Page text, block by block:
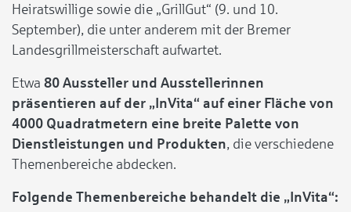
Heiratswillige sowie die „GrillGut“ (9. und 10.
September), die unter anderem mit der Bremer
Landesgrillmeisterschaft aufwartet.
Etwa 80 Aussteller und Ausstellerinnen
präsentieren auf der „InVita“ auf einer Fläche von
4000 Quadratmetern eine breite Palette von
Dienstleistungen und Produkten, die verschiedene
Themenbereiche abdecken.
Folgende Themenbereiche behandelt die „InVita“: